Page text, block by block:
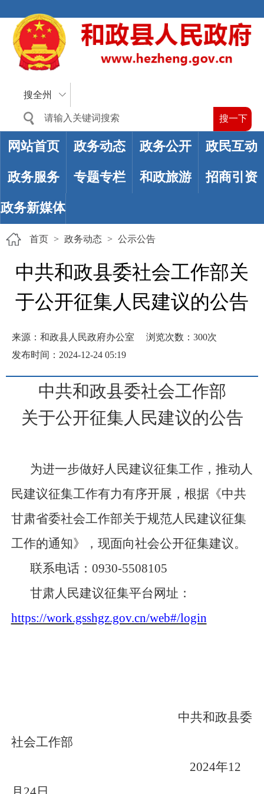
搜全州
网站首页 政务动态 政务公开 政民互动
政务服务 专题专栏 和政旅游 招商引资
政务新媒体
首页 > 政务动态 > 公示公告
中共和政县委社会工作部关
于公开征集人民建议的公告
来源：和政县人民政府办公室 浏览次数： 300次
发布时间：2024-12-24 05:19
中共和政县委社会工作部
关于公开征集人民建议的公告
为进一步做好人民建议征集工作， 推动人
民建议征集工作有力有序开展， 根据《中共
甘肃省委社会工作部关于规范人民建议征集
工作的通知》，现面向社会公开征集建议。
联系电话： 0930-5508105
甘肃人民建议征集平台网址：
https://work.gsshgz.gov.cn/web#/login
中共和政县委
社会工作部
2024年12